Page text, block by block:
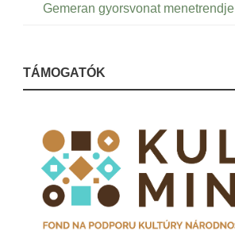
Gemeran gyorsvonat menetrendje
TÁMOGATÓK